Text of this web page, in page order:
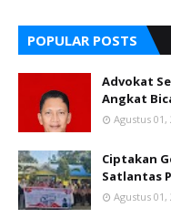
POPULAR POSTS
Advokat
Angkat
Agustus 01,
Ciptakan
Satlantas
Agustus 01,